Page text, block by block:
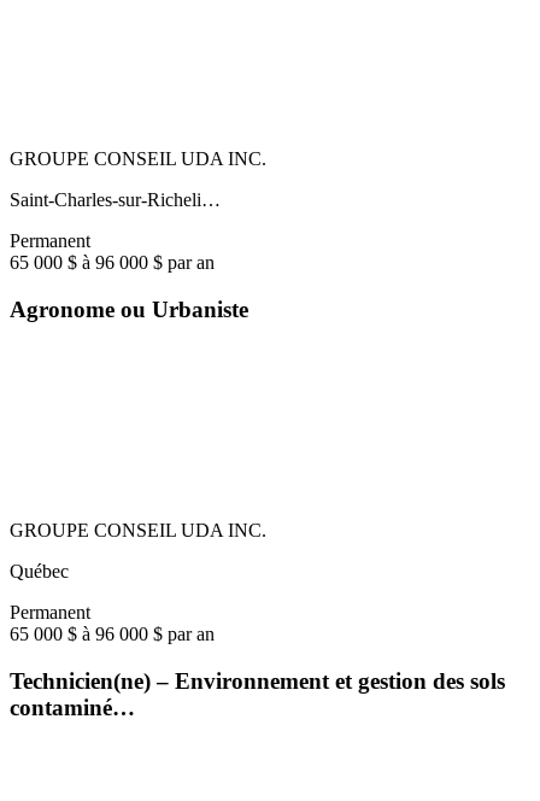
GROUPE CONSEIL UDA INC.
Saint-Charles-sur-Richeli…
Permanent
65 000 $ à 96 000 $ par an
Agronome ou Urbaniste
GROUPE CONSEIL UDA INC.
Québec
Permanent
65 000 $ à 96 000 $ par an
Technicien(ne) – Environnement et gestion des sols
contaminé…